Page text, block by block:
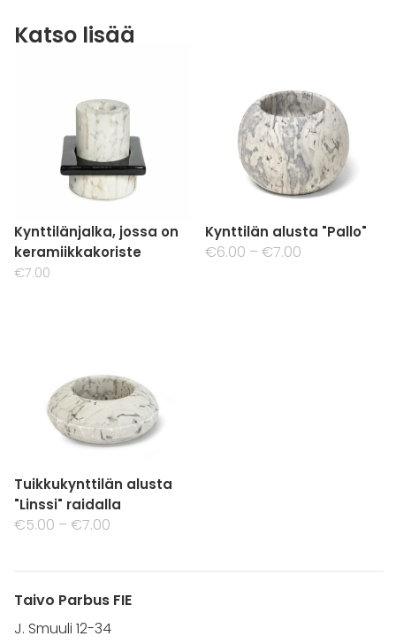
Kynttilänjalka, jossa on
keramiikkakoriste
€7.00
Kynttilän alusta "Pallo"
€6.00 –€7.00
Tuikkukynttilän alusta
"Linssi" raidalla
€5.00 –€7.00
Taivo Parbus FIE
J. Smuuli 12-34